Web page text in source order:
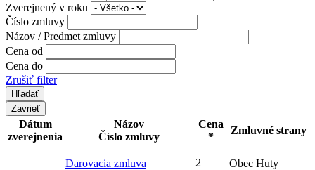
Zverejnený v roku
Číslo zmluvy
Názov / Predmet zmluvy
Cena od
Cena do
Zrušiť filter
Zavrieť
Dátum
zverejnenia
Názov
Číslo zmluvy
Cena
*
Zmluvné strany
Darovacia zmluva
2
Obec Huty